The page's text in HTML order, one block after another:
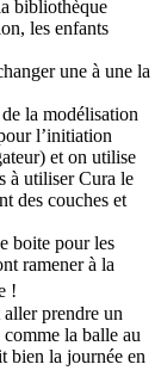
bibliothèque
les enfants
une à une la
la modélisation
l’initiation
et on utilise
à utiliser Cura le
des couches et
boite pour les
ramener à la
!
aller prendre un
la balle au
bien la journée en